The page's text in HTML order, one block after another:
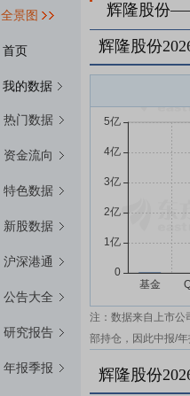
全景图
首页
我的数据
热门数据
资金流向
特色数据
新股数据
沪深港通
公告大全
研究报告
年报季报
辉隆股份
辉隆股份
注：数据来自上市公
部持仓，因此中报/年
辉隆股份